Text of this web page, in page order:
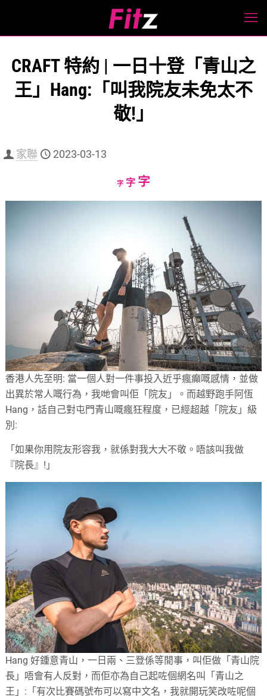
CRAFT 特約 | 一日十登「青山之
王」Hang:「叫我院友未免太不
敬!」
家聯 2023-03-13
字Decrease
字Reset
字Increase
香港人先至明: 當一個人對一件事投入近乎瘋癲嘅感情，並做
出異於常人嘅行為，我哋會叫佢「院友」。而越野跑手阿恆
Hang，話自己對屯門青山嘅瘋狂程度，已經超越「院友」級
別:
「如果你用院友形容我，就係對我大大不敬。唔該叫我做
『院長』!」
Hang 好鍾意青山，一日兩、三登係等閒事，叫佢做「青山院
長」唔會有人反對，而佢亦為自己起咗個網名叫「青山之
王」:「有次比賽碼號布可以寫中文名，我就開玩笑改咗呢個